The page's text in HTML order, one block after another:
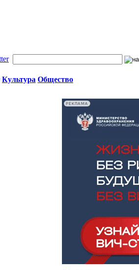
Культура Общество
РЕКЛАМА